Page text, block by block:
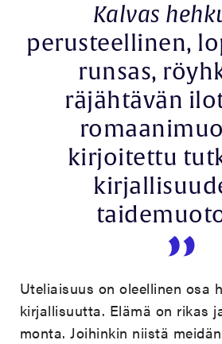
Kalvas
perusteellinen,
runsas,
räjähtävän
kirjoitettu
Uteliaisuus on oleellinen osa
kirjallisuutta. Elämä on rikas
monta. Joihinkin niistä meidän